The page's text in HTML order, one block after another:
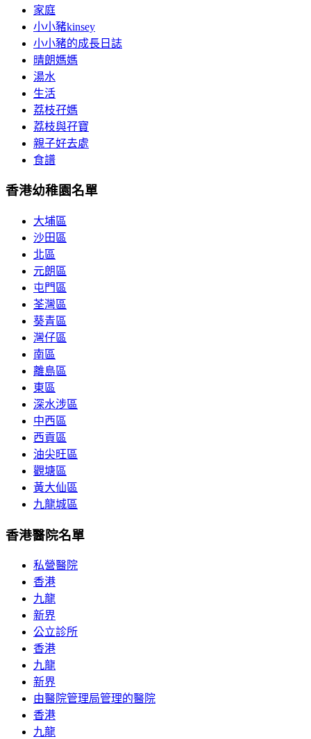
家庭
小小豬kinsey
小小豬的成長日誌
晴朗媽媽
湯水
生活
荔枝孖媽
荔枝與孖寶
親子好去處
食譜
香港幼稚園名單
大埔區
沙田區
北區
元朗區
屯門區
荃灣區
葵青區
灣仔區
南區
離島區
東區
深水涉區
中西區
西貢區
油尖旺區
觀塘區
黃大仙區
九龍城區
香港醫院名單
私營醫院
香港
九龍
新界
公立診所
香港
九龍
新界
由醫院管理局管理的醫院
香港
九龍